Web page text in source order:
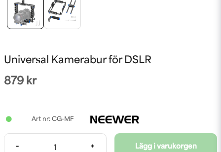
Universal Kamerabur för DSLR
879 kr
CG-MF
- + Lägg i varukorgen